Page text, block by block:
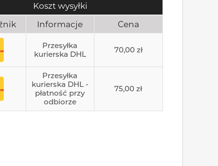
Koszt wysyłki
Informacje Cena
Przesyłka
kurierska DHL
70,00 zł
Przesyłka
kurierska DHL -
płatność przy
odbiorze
75,00 zł